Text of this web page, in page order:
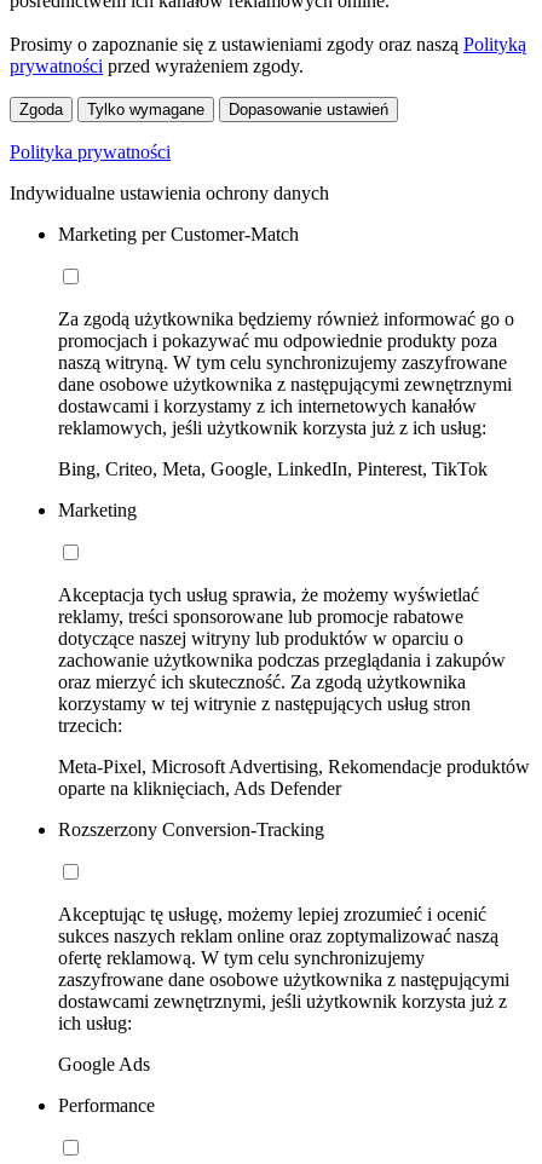
Prosimy o zapoznanie się z ustawieniami zgody oraz naszą Polityką
prywatności przed wyrażeniem zgody.
Zgoda Tylko wymagane Dopasowanie ustawień
Polityka prywatności
Indywidualne ustawienia ochrony danych
Marketing per Customer-Match
Za zgodą użytkownika będziemy również informować go o
promocjach i pokazywać mu odpowiednie produkty poza
naszą witryną. W tym celu synchronizujemy zaszyfrowane
dane osobowe użytkownika z następującymi zewnętrznymi
dostawcami i korzystamy z ich internetowych kanałów
reklamowych, jeśli użytkownik korzysta już z ich usług:
Bing, Criteo, Meta, Google, LinkedIn, Pinterest, TikTok
Marketing
Akceptacja tych usług sprawia, że możemy wyświetlać
reklamy, treści sponsorowane lub promocje rabatowe
dotyczące naszej witryny lub produktów w oparciu o
zachowanie użytkownika podczas przeglądania i zakupów
oraz mierzyć ich skuteczność. Za zgodą użytkownika
korzystamy w tej witrynie z następujących usług stron
trzecich:
Meta-Pixel, Microsoft Advertising, Rekomendacje produktów
oparte na kliknięciach, Ads Defender
Rozszerzony Conversion-Tracking
Akceptując tę usługę, możemy lepiej zrozumieć i ocenić
sukces naszych reklam online oraz zoptymalizować naszą
ofertę reklamową. W tym celu synchronizujemy
zaszyfrowane dane osobowe użytkownika z następującymi
dostawcami zewnętrznymi, jeśli użytkownik korzysta już z
ich usług:
Google Ads
Performance